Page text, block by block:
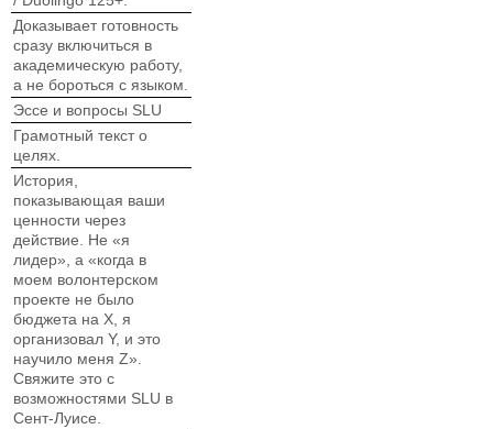
Доказывает готовность
сразу включиться в
академическую работу,
а не бороться с языком.
Эссе и вопросы SLU
Грамотный текст о
целях.
История,
показывающая ваши
ценности через
действие. Не «я
лидер», а «когда в
моем волонтерском
проекте не было
бюджета на X, я
организовал Y, и это
научило меня Z».
Свяжите это с
возможностями SLU в
Сент-Луисе.